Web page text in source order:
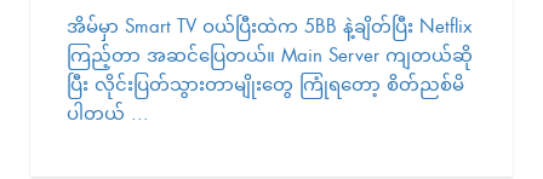
အိမ်မှာ Smart TV ဝယ်ပြီးထဲက 5BB နဲ့ချိတ်ပြီး Netflix
ကြည့်တာ အဆင်ပြေတယ်။ Main Server ကျတယ်ဆို
ပြီး လိုင်းပြတ်သွားတာမျိုးတွေ ကြုံရတော့ စိတ်ညစ်မိ
ပါတယ် ...